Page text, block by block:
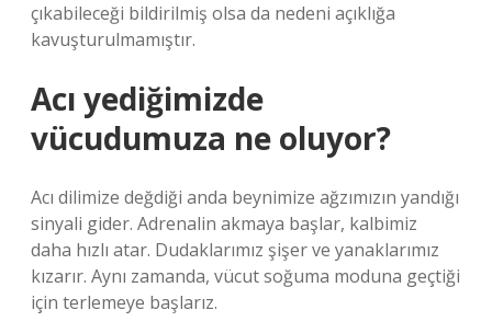
çıkabileceği bildirilmiş olsa da nedeni açıklığa
kavuşturulmamıştır.
Acı yediğimizde
vücudumuza ne oluyor?
Acı dilimize değdiği anda beynimize ağzımızın yandığı
sinyali gider. Adrenalin akmaya başlar, kalbimiz
daha hızlı atar. Dudaklarımız şişer ve yanaklarımız
kızarır. Aynı zamanda, vücut soğuma moduna geçtiği
için terlemeye başlarız.